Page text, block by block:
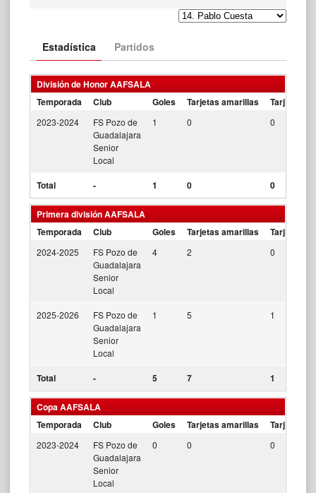
Estadística Partidos
División de Honor AAFSALA
Temporada
Club Goles Tarjetas amarillas Tarjetas
2023-2024
FS Pozo de
Guadalajara
Senior
Local
1 0 0
Total - 1 0 0
Primera división AAFSALA
Temporada
Club Goles Tarjetas amarillas Tarjetas
2024-2025
FS Pozo de
Guadalajara
Senior
Local
4 2 0
2025-2026
FS Pozo de
Guadalajara
Senior
Local
1 5 1
Total - 5 7 1
Copa AAFSALA
Temporada
Club Goles Tarjetas amarillas Tarjetas
2023-2024
FS Pozo de
Guadalajara
Senior
Local
0 0 0